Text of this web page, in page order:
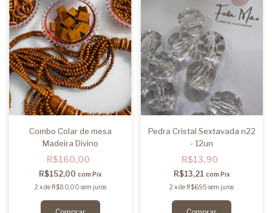
Combo Colar de mesa
Madeira Divino
R$160,00
R$152,00 com Pix
2 xde R$80,00 sem juros
Pedra Cristal Sextavada n22
- 12un
R$13,90
R$13,21 com Pix
2 xde R$6,95 sem juros